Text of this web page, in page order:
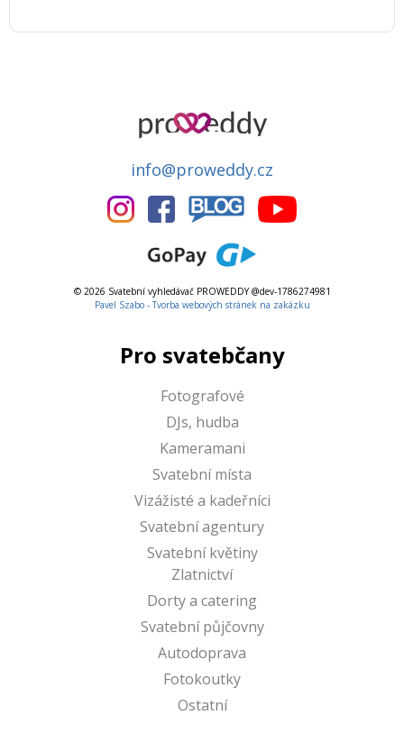
info@proweddy.cz
© 2026 Svatební vyhledávač PROWEDDY @dev-1786274981
Pavel Szabo - Tvorba webových stránek na zakázku
Pro svatebčany
Fotografové
DJs, hudba
Kameramani
Svatební místa
Vizážisté a kadeřníci
Svatební agentury
Svatební květiny
Zlatnictví
Dorty a catering
Svatební půjčovny
Autodoprava
Fotokoutky
Ostatní